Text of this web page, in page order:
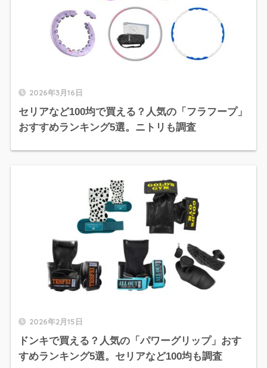
2026年3月16日
セリアなど100均で買える？人気の「フラフープ」
おすすめランキング5選。ニトリも調査
2026年2月15日
ドンキで買える？人気の「パワーグリップ」おす
すめランキング5選。セリアなど100均も調査